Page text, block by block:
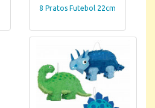
8 Pratos Futebol 22cm